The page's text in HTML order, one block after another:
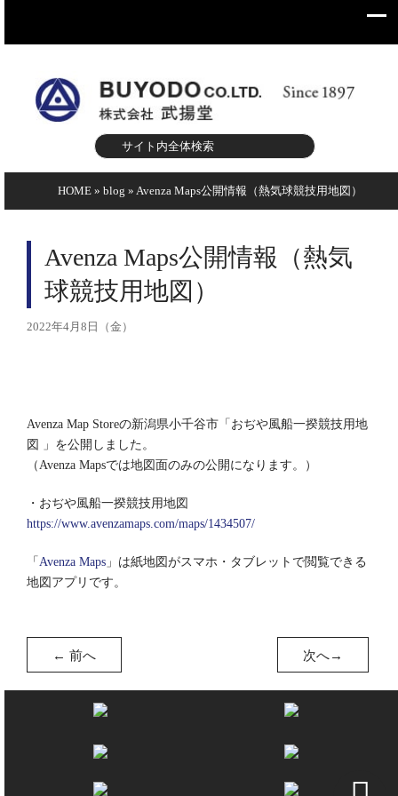
HOME » blog » Avenza Maps公開情報（熱気球競技用地図）
Avenza Maps公開情報（熱気
球競技用地図）
2022年4月8日（金）
Avenza Map Storeの新潟県小千谷市「おぢや風船一揆競技用地
図 」を公開しました。
（Avenza Mapsでは地図面のみの公開になります。）
・おぢや風船一揆競技用地図
https://www.avenzamaps.com/maps/1434507/
「 Avenza Maps 」は紙地図がスマホ・タブレットで閲覧できる
地図アプリです。
← 前へ 次へ→